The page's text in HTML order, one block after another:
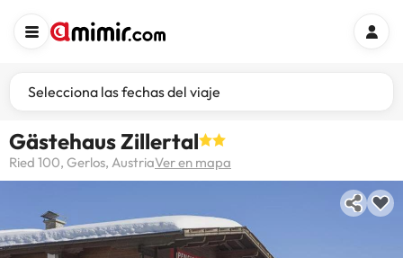
Selecciona las fechas del viaje
Gästehaus Zillertal
Ried 100, Gerlos, AustriaVer en mapa